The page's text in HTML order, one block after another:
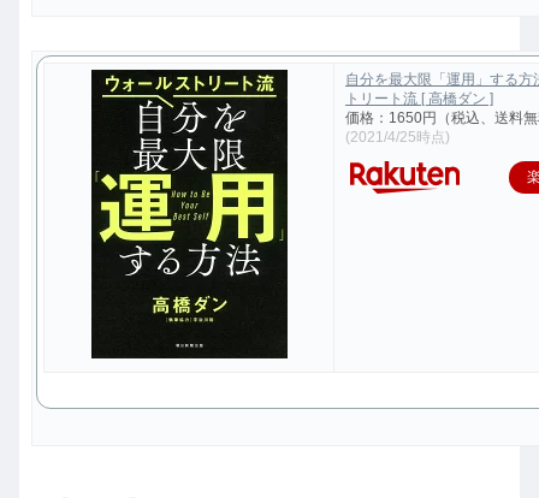
自分を最大限「運用」する方
トリート流 [ 高橋ダン ]
価格：1650円（税込、送料
(2021/4/25時点)